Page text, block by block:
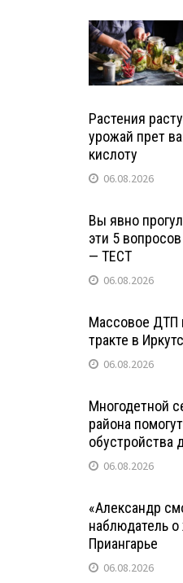
Растения
урожай прет
кислоту
06.08.2026
Вы явно
эти 5
— ТЕСТ
06.08.2026
Массовое ДТП
тракте в
06.08.2026
Многодетной
района
обустройства
06.08.2026
«Александр
наблюдатель
Приангарье
06.08.2026